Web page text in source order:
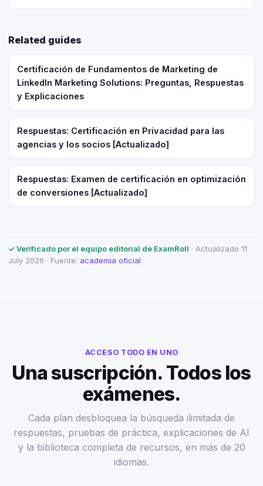
Related guides
Certificación de Fundamentos de Marketing de
LinkedIn Marketing Solutions: Preguntas, Respuestas
y Explicaciones
Respuestas: Certificación en Privacidad para las
agencias y los socios [Actualizado]
Respuestas: Examen de certificación en optimización
de conversiones [Actualizado]
✓ Verificado por el equipo editorial de ExamRoll · Actualizado 11
July 2026 · Fuente: academia oficial
ACCESO TODO EN UNO
Una suscripción. Todos los
exámenes.
Cada plan desbloquea la búsqueda ilimitada de
respuestas, pruebas de práctica, explicaciones de AI
y la biblioteca completa de recursos, en más de 20
idiomas.